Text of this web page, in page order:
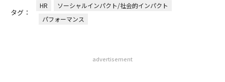
タグ：
HR
ソーシャルインパクト/社会的インパクト
パフォーマンス
advertisement